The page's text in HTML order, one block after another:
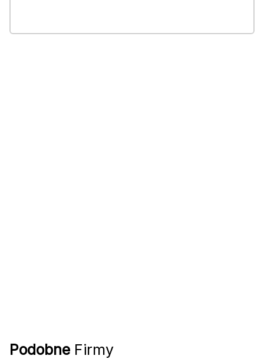
Podobne Firmy